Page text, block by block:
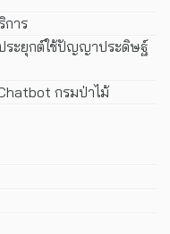
การ
ระยุกต์ใช้ปัญญาประดิษฐ์
กรมป่าไม้